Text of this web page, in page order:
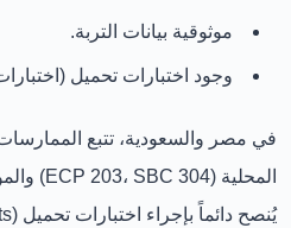
موثوقية بيانات التربة.
وجود اختبارات تحميل
في مصر والسعودية، تتبع
يُنصح دائماً بإجراء اختبارات تحميل (Load Tests)